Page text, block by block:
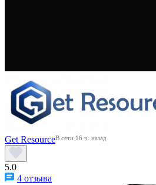
Get ResourceВ сети 16 ч. назад
5.0
4 отзыва